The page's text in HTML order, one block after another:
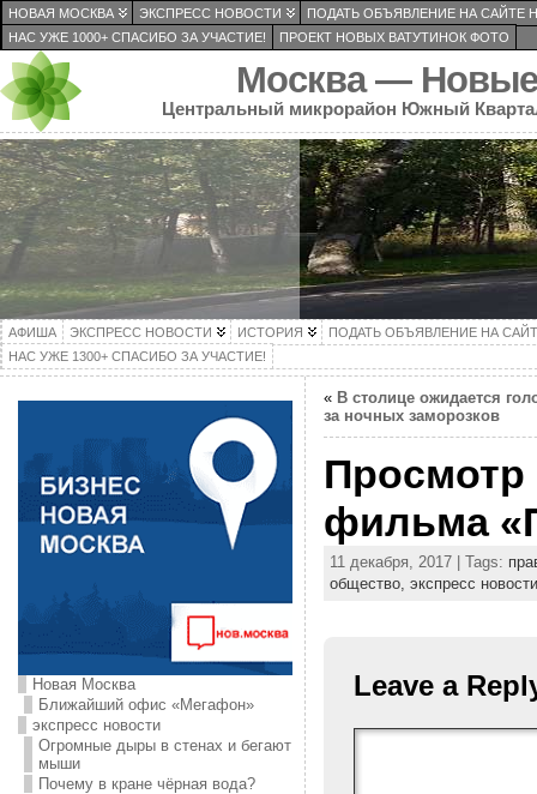
НОВАЯ МОСКВА ЭКСПРЕСС НОВОСТИ
ПОДАТЬ ОБЪЯВЛЕНИЕ НА САЙТЕ
НАС УЖЕ 1000+ СПАСИБО ЗА УЧАСТИЕ!
ПРОЕКТ НОВЫХ ВАТУТИНОК ФОТО
Москва — Новые
Центральный микрорайон Южный
АФИША ЭКСПРЕСС НОВОСТИ ИСТОРИЯ
ПОДАТЬ ОБЪЯВЛЕНИЕ НА
НАС УЖЕ 1300+ СПАСИБО ЗА УЧАСТИЕ!
Новая Москва
Ближайший офис «Мегафон»
экспресс новости
Огромные дыры в стенах и бегают
мыши
Почему в кране чёрная вода?
« В столице ожидается
за ночных заморозков
Просмотр
фильма
11 декабря, 2017 | Tags:
общество, экспресс новости
Leave a